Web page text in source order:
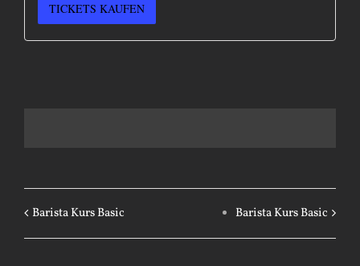
TICKETS KAUFEN
Barista Kurs Basic Barista Kurs Basic